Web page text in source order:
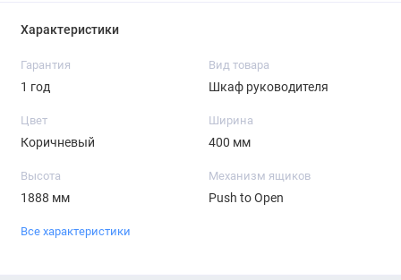
Характеристики
Гарантия
1 год
Вид товара
Шкаф руководителя
Цвет
Коричневый
Ширина
400 мм
Высота
1888 мм
Механизм ящиков
Push to Open
Все характеристики